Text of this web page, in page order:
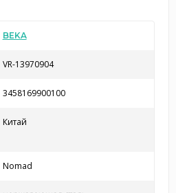
BEKA
VR-13970904
3458169900100
Китай
Nomad